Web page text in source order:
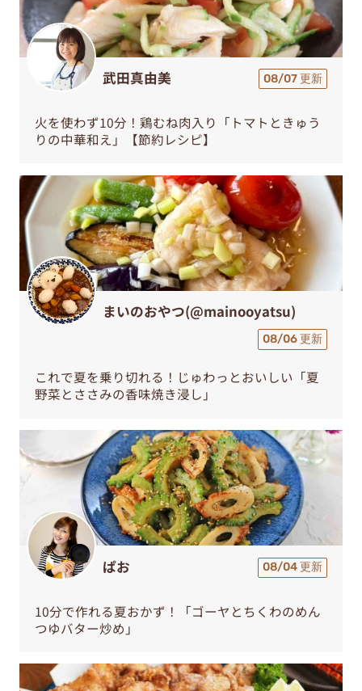
武田真由美 08/07 更新
火を使わず10分！鶏むね肉入り「トマトときゅう
りの中華和え」【節約レシピ】
まいのおやつ(@mainooyatsu)
08/06 更新
これで夏を乗り切れる！じゅわっとおいしい「夏
野菜とささみの香味焼き浸し」
ぱお 08/04 更新
10分で作れる夏おかず！「ゴーヤとちくわのめん
つゆバター炒め」